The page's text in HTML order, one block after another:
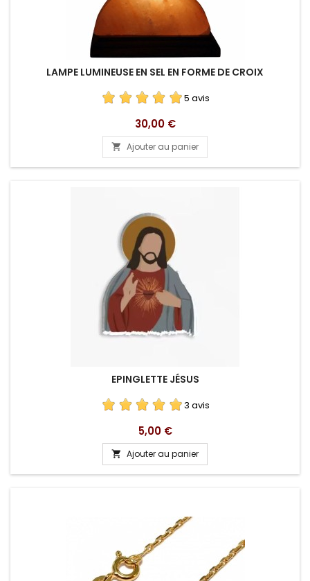
LAMPE LUMINEUSE EN SEL EN FORME DE CROIX
5 avis
Prix
30,00 €
 Ajouter au panier
EPINGLETTE JÉSUS
3 avis
Prix
5,00 €
 Ajouter au panier